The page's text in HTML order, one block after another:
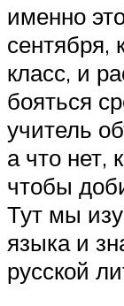
именно
сентября,
класс, и
бояться
учитель
а что нет,
чтобы
Тут мы
языка и
русской